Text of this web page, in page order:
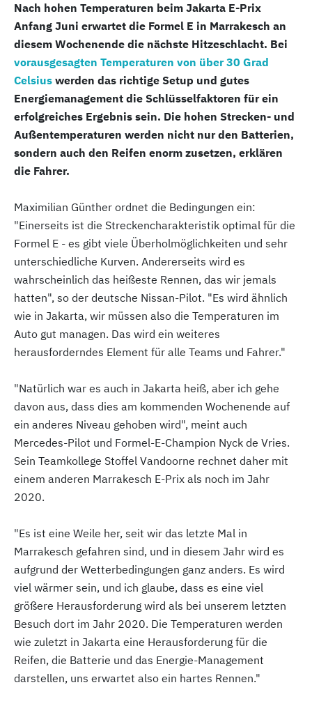
Nach hohen Temperaturen beim Jakarta E-Prix
Anfang Juni erwartet die Formel E in Marrakesch an
diesem Wochenende die nächste Hitzeschlacht. Bei
vorausgesagten Temperaturen von über 30 Grad
Celsius werden das richtige Setup und gutes
Energiemanagement die Schlüsselfaktoren für ein
erfolgreiches Ergebnis sein. Die hohen Strecken- und
Außentemperaturen werden nicht nur den Batterien,
sondern auch den Reifen enorm zusetzen, erklären
die Fahrer.
Maximilian Günther ordnet die Bedingungen ein:
"Einerseits ist die Streckencharakteristik optimal für die
Formel E - es gibt viele Überholmöglichkeiten und sehr
unterschiedliche Kurven. Andererseits wird es
wahrscheinlich das heißeste Rennen, das wir jemals
hatten", so der deutsche Nissan-Pilot. "Es wird ähnlich
wie in Jakarta, wir müssen also die Temperaturen im
Auto gut managen. Das wird ein weiteres
herausforderndes Element für alle Teams und Fahrer."
"Natürlich war es auch in Jakarta heiß, aber ich gehe
davon aus, dass dies am kommenden Wochenende auf
ein anderes Niveau gehoben wird", meint auch
Mercedes-Pilot und Formel-E-Champion Nyck de Vries.
Sein Teamkollege Stoffel Vandoorne rechnet daher mit
einem anderen Marrakesch E-Prix als noch im Jahr
2020.
"Es ist eine Weile her, seit wir das letzte Mal in
Marrakesch gefahren sind, und in diesem Jahr wird es
aufgrund der Wetterbedingungen ganz anders. Es wird
viel wärmer sein, und ich glaube, dass es eine viel
größere Herausforderung wird als bei unserem letzten
Besuch dort im Jahr 2020. Die Temperaturen werden
wie zuletzt in Jakarta eine Herausforderung für die
Reifen, die Batterie und das Energie-Management
darstellen, uns erwartet also ein hartes Rennen."